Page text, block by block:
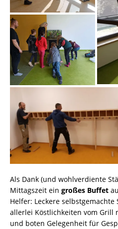
Als Dank (und wohlverdiente
Mittagszeit ein großes Buffet
Helfer: Leckere selbstgemachte
allerlei Köstlichkeiten vom Grill
und boten Gelegenheit für